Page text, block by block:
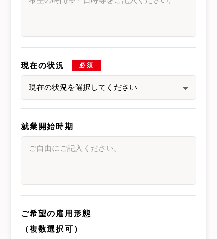
現在の状況 必須
就業開始時期
ご希望の雇用形態
（複数選択可）